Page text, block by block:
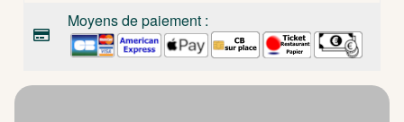
Moyens de paiement :